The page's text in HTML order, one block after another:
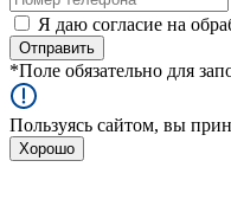
Я даю согласие на
*Поле обязательно для
Пользуясь сайтом, вы
Хорошо